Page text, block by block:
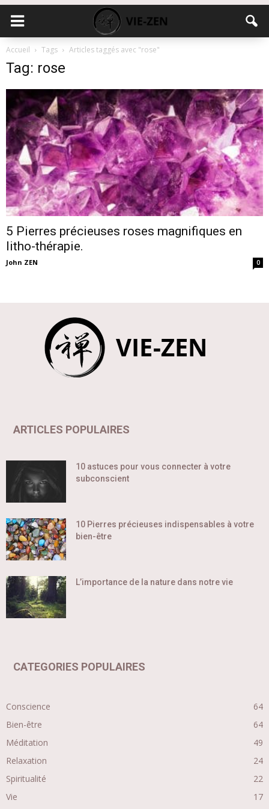
Accueil Tags Articles taggés avec "rose"
Tag: rose
5 Pierres précieuses roses magnifiques en
litho-thérapie.
John ZEN 0
ARTICLES POPULAIRES
10 astuces pour vous connecter à votre
subconscient
10 Pierres précieuses indispensables à votre
bien-être
L’importance de la nature dans notre vie
CATEGORIES POPULAIRES
Conscience
64
Bien-être
64
Méditation
49
Relaxation
24
Spiritualité
22
Vie
17